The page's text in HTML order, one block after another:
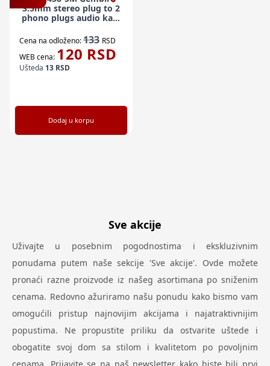
3.5mm stereo plug to 2
phono plugs audio kabl
Cena na odloženo:133 RSD
WEB cena: 120 RSD
Ušteda 13 RSD
Dodaj u korpu
Sve akcije
Uživajte u posebnim pogodnostima i ekskluzivnim
ponudama putem naše sekcije 'Sve akcije'. Ovde možete
pronaći razne proizvode iz našeg asortimana po sniženim
cenama. Redovno ažuriramo našu ponudu kako bismo vam
omogućili pristup najnovijim akcijama i najatraktivnijim
popustima. Ne propustite priliku da ostvarite uštede i
obogatite svoj dom sa stilom i kvalitetom po povoljnim